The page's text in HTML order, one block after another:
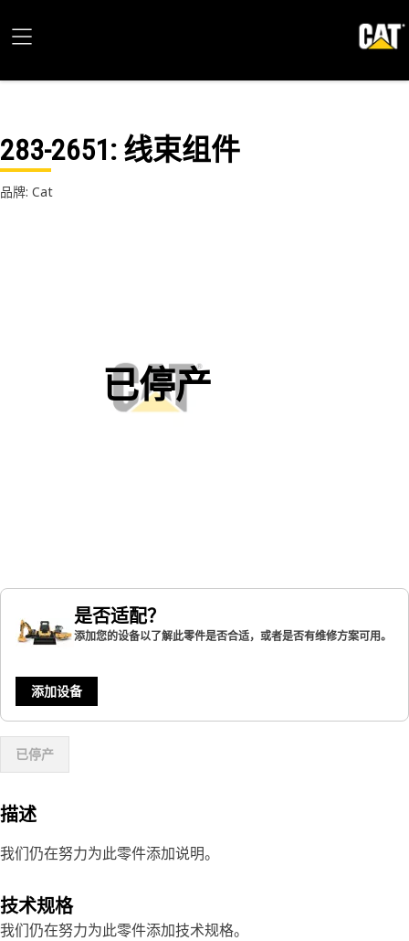
283-2651: 线束组件
品牌: Cat
已停产
是否适配？
添加您的设备以了解此零件是否合适，或者是否有维修方案可用。
添加设备
已停产
描述
我们仍在努力为此零件添加说明。
技术规格
我们仍在努力为此零件添加技术规格。